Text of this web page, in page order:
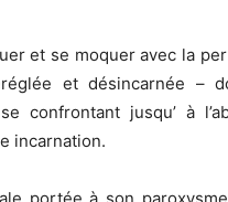
et se moquer avec la
et désincarnée –
confrontant jusqu’ à
incarnation.